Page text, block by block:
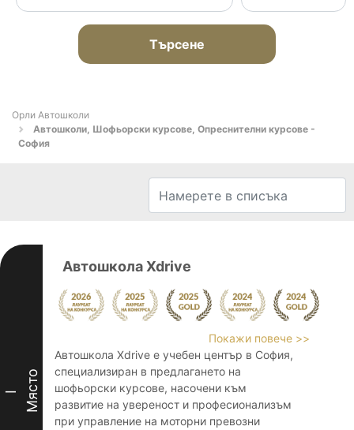
Търсене
Орли Автошколи
Автошколи, Шофьорски курсове, Опреснителни курсове -
София
I Място
Автошкола Xdrive
Покажи повече >>
Автошкола Xdrive е учебен център в София,
специализиран в предлагането на
шофьорски курсове, насочени към
развитие на увереност и професионализъм
при управление на моторни превозни